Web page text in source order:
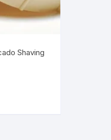
Shaving